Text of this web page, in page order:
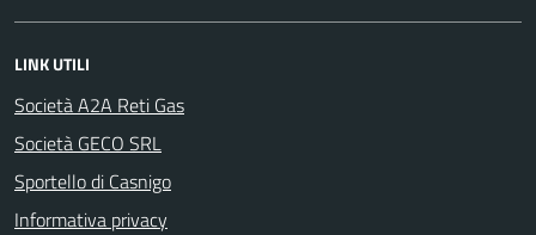
LINK UTILI
Società A2A Reti Gas
Società GECO SRL
Sportello di Casnigo
Informativa privacy